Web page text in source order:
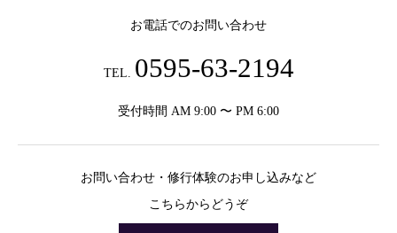
お電話でのお問い合わせ
TEL. 0595-63-2194
受付時間 AM 9:00 〜 PM 6:00
お問い合わせ・修行体験のお申し込みなど
こちらからどうぞ